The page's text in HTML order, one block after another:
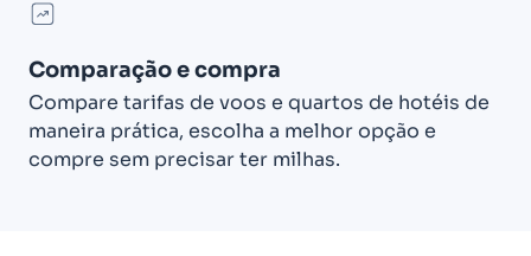
Comparação e compra
Compare tarifas de voos e quartos de hotéis de
maneira prática, escolha a melhor opção e
compre sem precisar ter milhas.